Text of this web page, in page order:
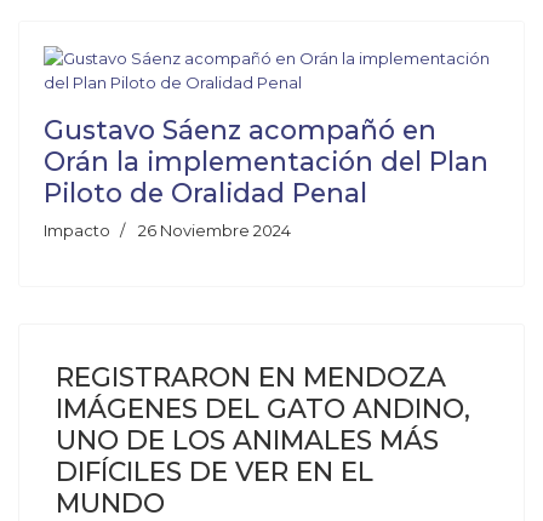
Gustavo Sáenz acompañó en
Orán la implementación del Plan
Piloto de Oralidad Penal
Impacto 26 Noviembre 2024
REGISTRARON EN MENDOZA
IMÁGENES DEL GATO ANDINO,
UNO DE LOS ANIMALES MÁS
DIFÍCILES DE VER EN EL
MUNDO